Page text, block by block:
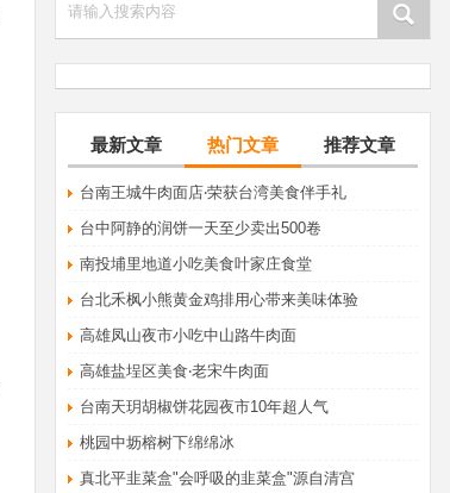
请输入搜索内容
最新文章 热门文章 推荐文章
​台南王城牛肉面店‧荣获台湾美食伴手礼
台中阿静的润饼一天至少卖出500卷
南投埔里地道小吃美食叶家庄食堂
台北禾枫小熊黄金鸡排用心带来美味体验
高雄凤山夜市小吃中山路牛肉面
高雄盐埕区美食‧老宋牛肉面
台南天玥胡椒饼花园夜市10年超人气
桃园中坜榕树下绵绵冰
真北平韭菜盒"会呼吸的韭菜盒"源自清宫